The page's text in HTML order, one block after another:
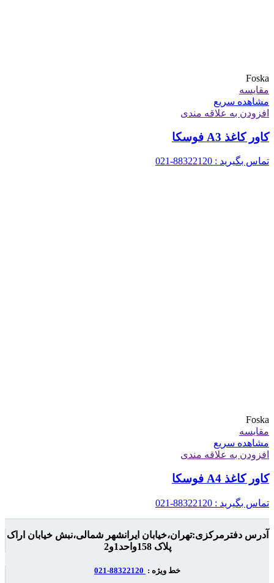
Foska
مقایسه
مشاهده سریع
افزودن به علاقه مندی
کاور کاغذ A3 فوسکا
تماس بگیرید : 88322120-021
Foska
مقایسه
مشاهده سریع
افزودن به علاقه مندی
کاور کاغذ A4 فوسکا
تماس بگیرید : 88322120-021
آدرس دفترمرکزی:تهران،خیابان ایرانشهر شمالی،نبش خیابان اراک
پلاک 158واحد1و2
خط ویژه :